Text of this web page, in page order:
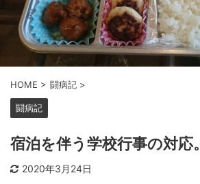
HOME > 闘病記 >
闘病記
宿泊を伴う学校行事の対応。
2020年3月24日